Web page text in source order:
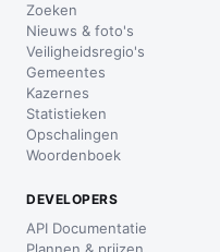
Zoeken
Nieuws & foto's
Veiligheidsregio's
Gemeentes
Kazernes
Statistieken
Opschalingen
Woordenboek
DEVELOPERS
API Documentatie